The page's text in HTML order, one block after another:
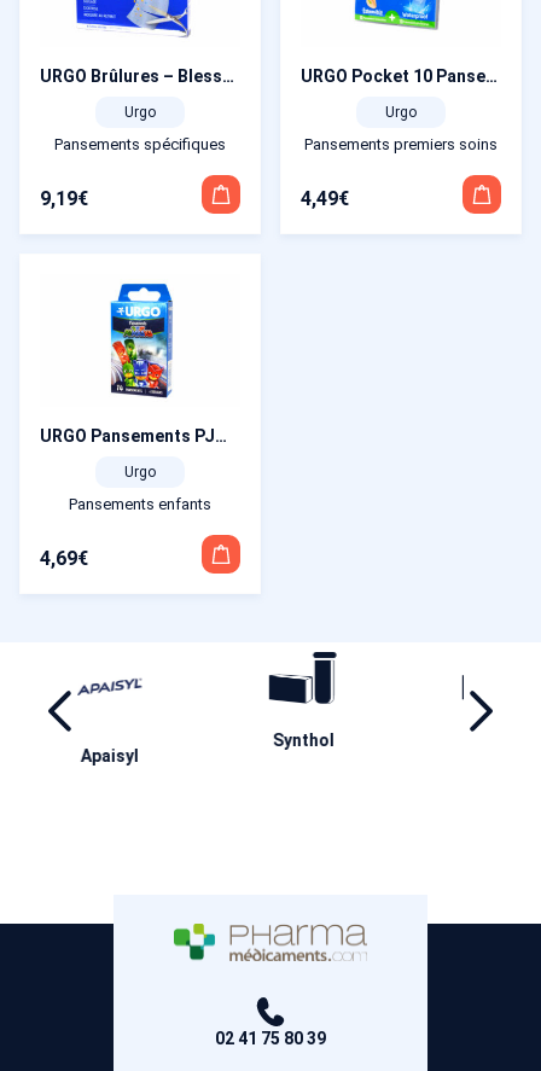
URGO Brûlures – Blessures Superficielles Tulles Stériles petit format x 6
Urgo
Pansements spécifiques
9,19€
URGO Pocket 10 Pansements Extensibles et 10 Pansements Waterproof
Urgo
Pansements premiers soins
4,49€
URGO Pansements PJMASKS x 14
Urgo
Pansements enfants
4,69€
02 41 75 80 39